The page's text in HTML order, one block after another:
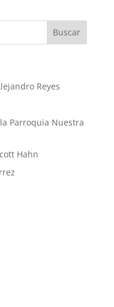
Reyes
Parroquia Nuestra
Hahn